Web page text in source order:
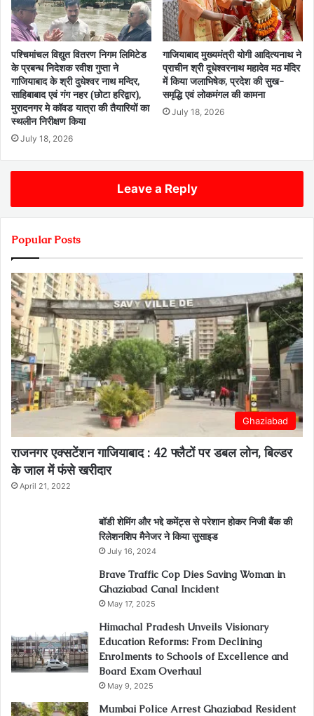
पश्चिमांचल विद्युत वितरण निगम लिमिटेड
के प्रबन्ध निदेशक रवीश गुप्ता ने
गाजियाबाद के श्री दुधेश्वर नाथ मन्दिर,
साहिबाबाद एवं गंग नहर (छोटा हरिद्वार),
मुरादनगर मे कॉवड यात्रा की तैयारियों का
स्थलीन निरीक्षण किया
July 18, 2026
गाजियाबाद मुख्यमंत्री योगी आदित्यनाथ ने
प्राचीन श्री दूधेश्वरनाथ महादेव मठ मंदिर
में किया जलाभिषेक, प्रदेश की सुख-
समृद्धि एवं लोकमंगल की कामना
July 18, 2026
Leave a Reply
Popular Posts
Ghaziabad
राजनगर एक्सटेंशन गाजियाबाद : 42 फ्लैटों पर डबल लोन, बिल्डर
के जाल में फंसे खरीदार
April 21, 2022
बॉडी शेमिंग और भद्दे कमेंट्स से परेशान होकर निजी बैंक की
रिलेशनशिप मैनेजर ने किया सुसाइड
July 16, 2024
Brave Traffic Cop Dies Saving Woman in
Ghaziabad Canal Incident
May 17, 2025
Himachal Pradesh Unveils Visionary
Education Reforms: From Declining
Enrolments to Schools of Excellence and
Board Exam Overhaul
May 9, 2025
Mumbai Police Arrest Ghaziabad Resident